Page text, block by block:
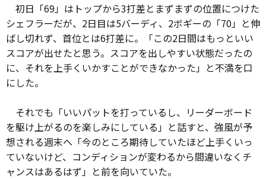
初日「69」はトップから3打差とまずまずの位置につけた
シェフラーだが、2日目は5バーディ、2ボギーの「70」と伸
ばし切れず、首位とは6打差に。「この2日間はもっといい
スコアが出せたと思う。スコアを出しやすい状態だったの
に、それを上手くいかすことができなかった」と不満を口
にした。
それでも「いいパットを打っているし、リーダーボード
を駆け上がるのを楽しみにしている」と話すと、強風が予
想される週末へ「今のところ期待していたほど上手くいっ
ていないけど、コンディションが変わるから間違いなくチ
ャンスはあるはず」と前を向いていた。